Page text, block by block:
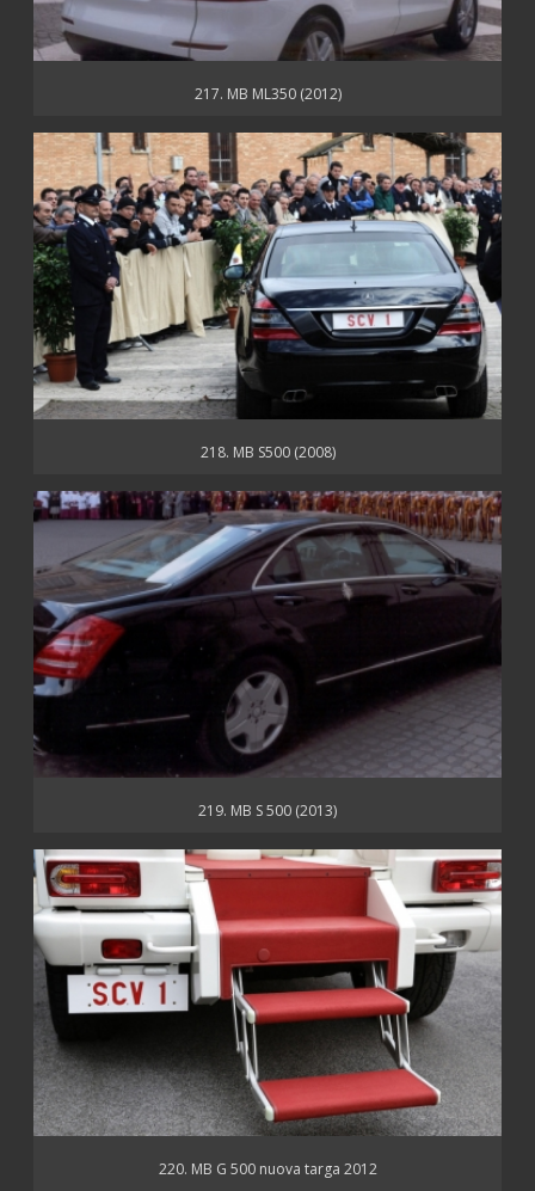
217. MB ML350 (2012)
218. MB S500 (2008)
219. MB S 500 (2013)
220. MB G 500 nuova targa 2012